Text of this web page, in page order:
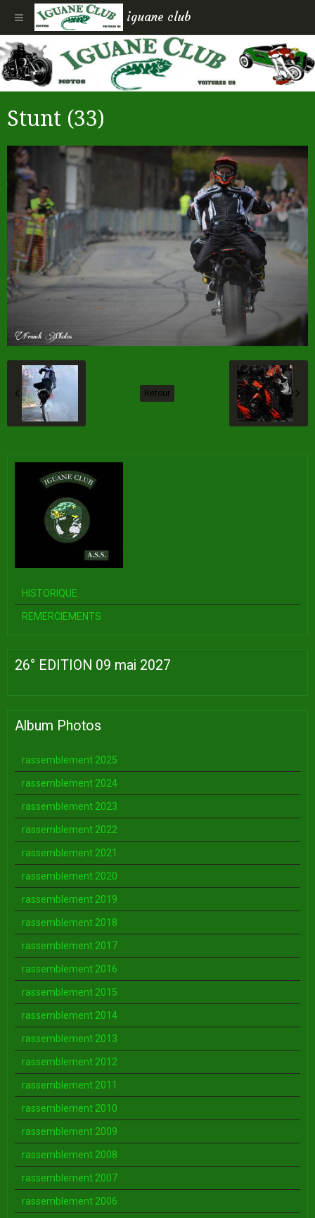
iguane club
Stunt (33)
Retour
HISTORIQUE
REMERCIEMENTS
26° EDITION 09 mai 2027
Album Photos
rassemblement 2025
rassemblement 2024
rassemblement 2023
rassemblement 2022
rassemblement 2021
rassemblement 2020
rassemblement 2019
rassemblement 2018
rassemblement 2017
rassemblement 2016
rassemblement 2015
rassemblement 2014
rassemblement 2013
rassemblement 2012
rassemblement 2011
rassemblement 2010
rassemblement 2009
rassemblement 2008
rassemblement 2007
rassemblement 2006